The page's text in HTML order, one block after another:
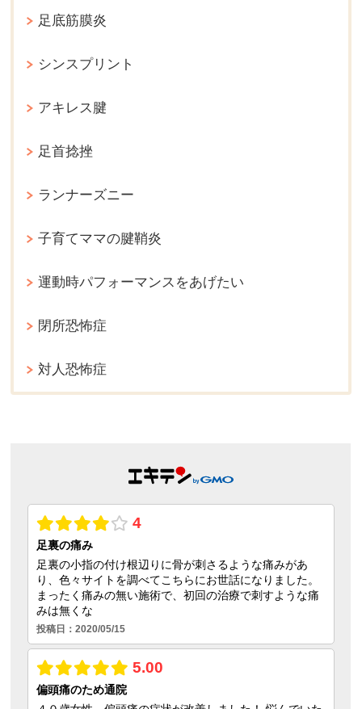
足底筋膜炎
シンスプリント
アキレス腱
足首捻挫
ランナーズニー
子育てママの腱鞘炎
運動時パフォーマンスをあげたい
閉所恐怖症
対人恐怖症